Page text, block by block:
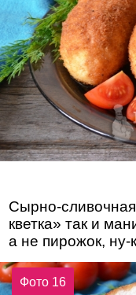
Сырно-
кветка» так и
а не пирожок,
Фото 16